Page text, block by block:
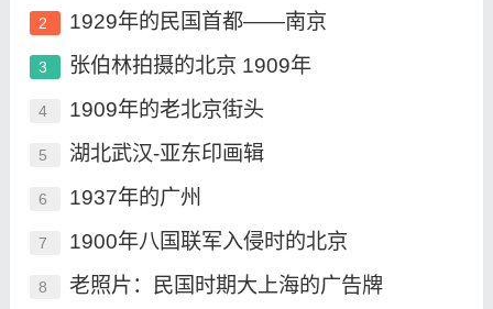
2 1929年的民国首都——南京
3 张伯林拍摄的北京 1909年
4 1909年的老北京街头
5 湖北武汉-亚东印画辑
6 1937年的广州
7 1900年八国联军入侵时的北京
8 老照片：民国时期大上海的广告牌